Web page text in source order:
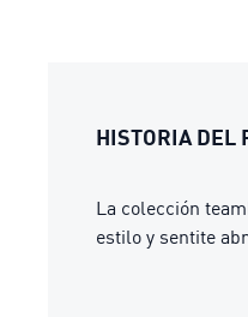
HISTORIA DEL
La colección
estilo y sentite